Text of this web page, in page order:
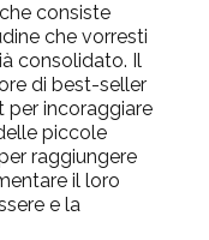
consiste
che vorresti
consolidato. Il
di best-seller
per incoraggiare
piccole
raggiungere
il loro
e la